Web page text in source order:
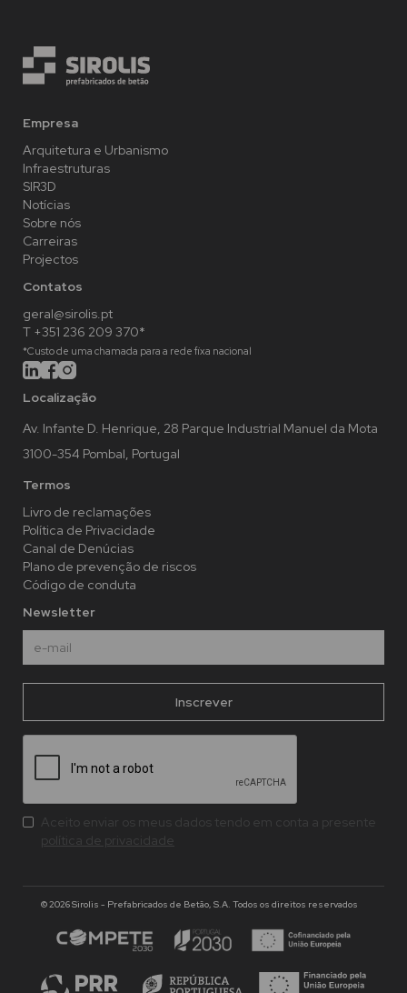
Empresa
Arquitetura e Urbanismo
Infraestruturas
SIR3D
Notícias
Sobre nós
Carreiras
Projectos
Contatos
geral@sirolis.pt
T +351 236 209 370*
*Custo de uma chamada para a rede fixa nacional
Localização
Av. Infante D. Henrique, 28 Parque Industrial Manuel da Mota
3100-354 Pombal, Portugal
Termos
Livro de reclamações
Política de Privacidade
Canal de Denúcias
Plano de prevenção de riscos
Código de conduta
Newsletter
Aceito enviar os meus dados tendo em conta a presente
política de privacidade
© 2026 Sirolis - Prefabricados de Betão, S.A. Todos os direitos reservados